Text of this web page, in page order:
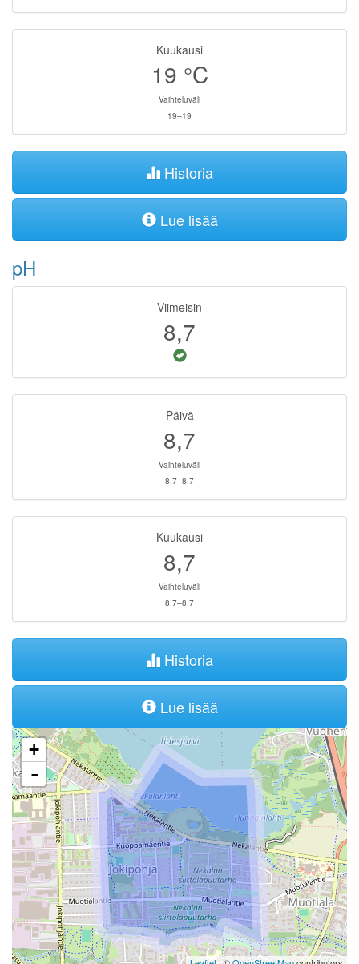
Kuukausi
19 °C
Vaihteluväli
19–19
Historia
Lue lisää
pH
Viimeisin
8,7
Päivä
8,7
Vaihteluväli
8,7–8,7
Kuukausi
8,7
Vaihteluväli
8,7–8,7
Historia
Lue lisää
+
-